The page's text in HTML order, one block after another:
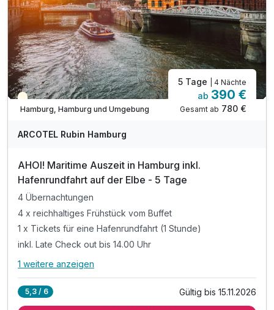
Teilweise ausgelastet
Hamburg, Hamburg und Umgebung
5 Tage | 4 Nächte
ab 390 €
Gesamt ab 780 €
ARCOTEL Rubin Hamburg
AHOI! Maritime Auszeit in Hamburg inkl.
Hafenrundfahrt auf der Elbe - 5 Tage
4 Übernachtungen
4 x reichhaltiges Frühstück vom Buffet
1 x Tickets für eine Hafenrundfahrt (1 Stunde)
inkl. Late Check out bis 14.00 Uhr
Alle Inklusivleistungen
1 weitere anzeigen
5,3 / 6 Gültig bis 15.11.2026